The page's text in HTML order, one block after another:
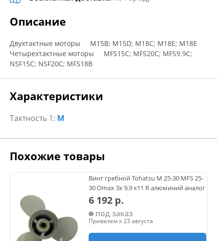
Описание
Двухтактные моторы M15B; M15D; M18C; M18E; M18E
Четырехтактные моторы MFS15C; MFS20C; MFS9.9C;
NSF15C; NSF20C; MFS18B
Характеристики
Тактность 1: M
Похожие товары
Винт гребной Tohatsu M 25-30 MFS 25-
30 Omax 3х 9,9 х11 R алюминий аналог
6 192 р.
под заказ
Привезем к 23 августа